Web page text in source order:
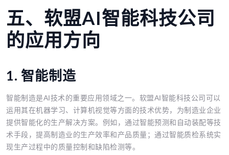
五、软盟AI智能科技公司
的应用方向
1. 智能制造
智能制造是AI技术的重要应用领域之一。软盟AI智能科技公司可以
运用其在机器学习、计算机视觉等方面的技术优势，为制造业企业
提供智能化的生产解决方案。例如，通过智能预测和自动装配等技
术手段，提高制造业的生产效率和产品质量；通过智能质检系统实
现生产过程中的质量控制和缺陷检测等。